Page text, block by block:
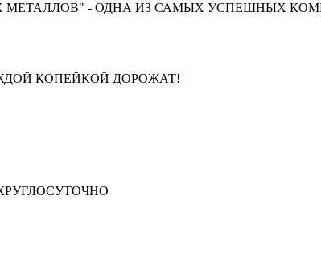
- ОДНА ИЗ САМЫХ УСПЕШНЫХ
КОПЕЙКОЙ ДОРОЖАТ!
КРУГЛОСУТОЧНО